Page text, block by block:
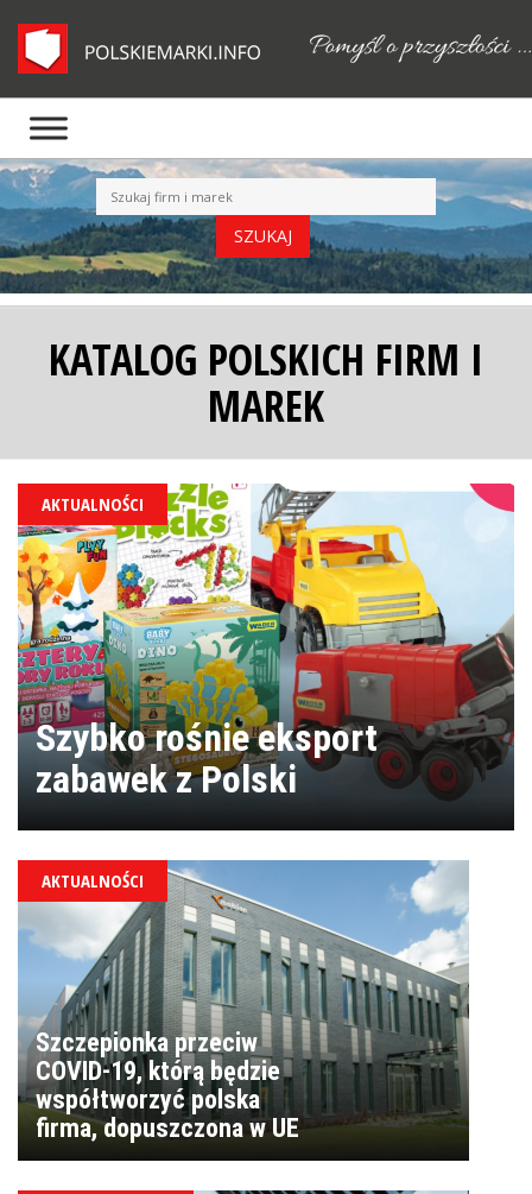
KATALOG POLSKICH FIRM I
MAREK
AKTUALNOŚCI
Szybko rośnie eksport
zabawek z Polski
AKTUALNOŚCI
Szczepionka przeciw
COVID-19, którą będzie
współtworzyć polska
firma, dopuszczona w UE